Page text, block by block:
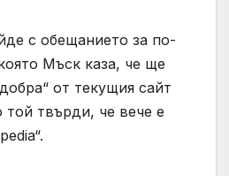
с обещанието за по-
Мъск каза, че ще
от текущия сайт
твърди, че вече е